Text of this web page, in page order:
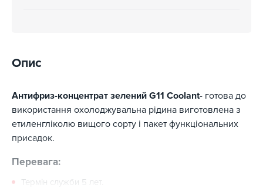
Опис
Антифриз-концентрат зелений G11 Сoolant- готова до
використання охолоджувальна рідина виготовлена з
етиленгліколю вищого сорту і пакет функціональних
присадок.
Перевага:
Термін служби 5 лет.